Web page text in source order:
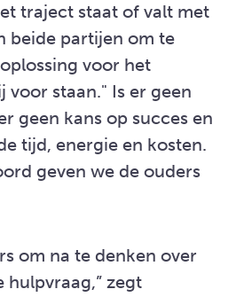
traject staat of valt met
beide partijen om te
voor het
voor staan." Is er geen
geen kans op succes en
tijd, energie en kosten.
geven we de ouders
om na te denken over
hulpvraag,” zegt